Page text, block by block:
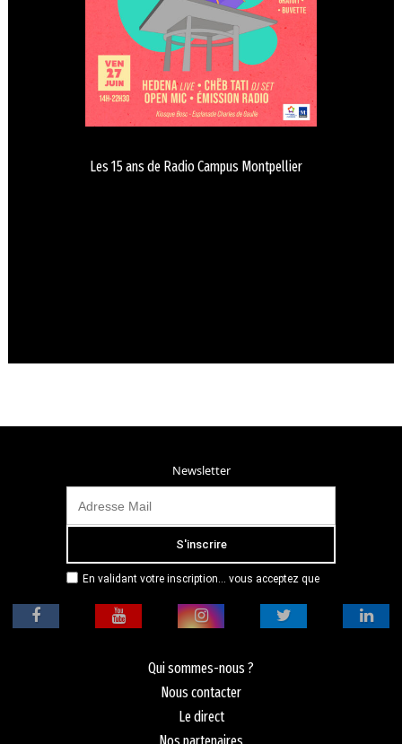
Les 15 ans de Radio Campus Montpellier
Newsletter
En validant votre inscription... vous acceptez que
adresse email dans le but de vous envoyer
mensuellement sa lettre d’informations. Pour plus
politique de confidentialité.
Qui sommes-nous ?
Nous contacter
Le direct